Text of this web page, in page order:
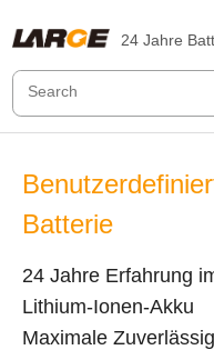
24 Jahre
Batterie
24 Jahre Erfahrung
Lithium-Ionen-Akku
Maximale